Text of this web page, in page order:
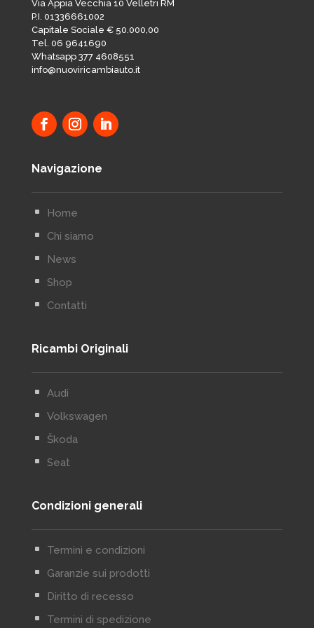
Via Appia Vecchia 10 Velletri RM
P.I. 01336661002
Capitale Sociale € 50.000,00
Tel. 06 9641690
Whatsapp 377 4608551
info@nuoviricambiauto.it
Navigazione
^ Home
^ Chi siamo
^ News
^ Shop
^ Contatti
Ricambi Originali
^ Audi
^ Volkswagen
^ Škoda
^ Seat
Condizioni generali
^ Termini e condizioni
^ Garanzie sui prodotti
^ Diritto di recesso
^ Termini di spedizione